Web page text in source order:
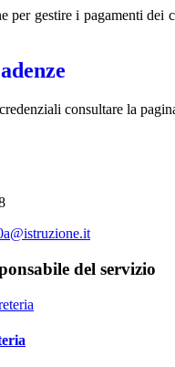
per gestire i pagamenti dei
consultare la
del servizio